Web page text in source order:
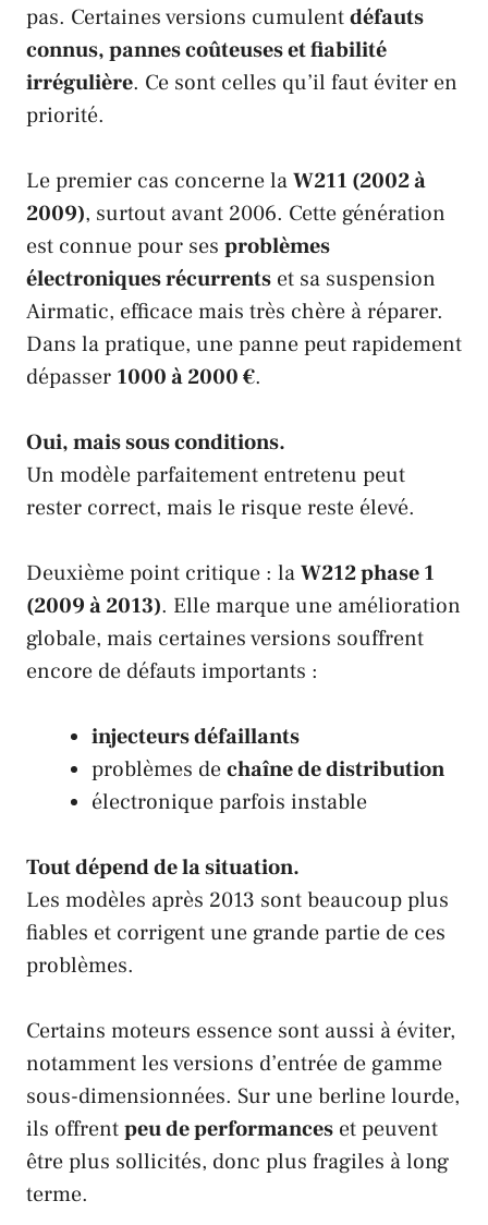
pas. Certaines versions cumulentdéfauts
connus, pannes coûteuses et fiabilité
irrégulière. Ce sont celles qu’il faut éviter en
priorité.
Le premier cas concerne laW211 (2002 à
2009), surtout avant 2006. Cette génération
est connue pour ses problèmes
électroniques récurrents et sa suspension
Airmatic, efficace mais très chère à réparer.
Dans la pratique, une panne peut rapidement
dépasser 1000 à 2000 €.
Oui, mais sous conditions.
Un modèle parfaitement entretenu peut
rester correct, mais le risque reste élevé.
Deuxième point critique : laW212 phase 1
(2009 à 2013). Elle marque une amélioration
globale, mais certaines versions souffrent
encore de défauts importants :
injecteurs défaillants
problèmes dechaîne de distribution
électronique parfois instable
Tout dépend de la situation.
Les modèles après 2013 sont beaucoup plus
fiables et corrigent une grande partie de ces
problèmes.
Certains moteurs essence sont aussi à éviter,
notamment les versions d’entrée de gamme
sous-dimensionnées. Sur une berline lourde,
ils offrentpeu de performances et peuvent
être plus sollicités, donc plus fragiles à long
terme.